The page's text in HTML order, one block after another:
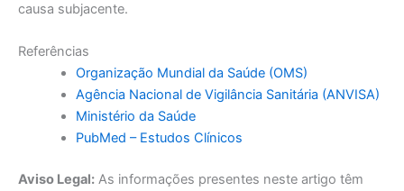
causa subjacente.
Referências
Organização Mundial da Saúde (OMS)
Agência Nacional de Vigilância Sanitária (ANVISA)
Ministério da Saúde
PubMed – Estudos Clínicos
Aviso Legal: As informações presentes neste artigo têm